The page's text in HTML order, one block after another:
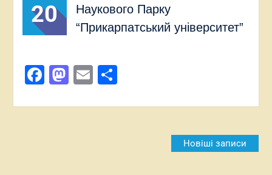
20
Наукового Парку
“Прикарпатський університет”
Facebook
Mastodon
EmailПоділитися
Новіші записи